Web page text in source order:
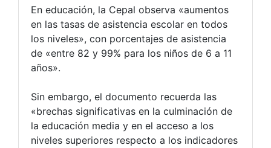
En educación, la Cepal observa «aumentos
en las tasas de asistencia escolar en todos
los niveles», con porcentajes de asistencia
de «entre 82 y 99% para los niños de 6 a 11
años».
Sin embargo, el documento recuerda las
«brechas significativas en la culminación de
la educación media y en el acceso a los
niveles superiores respecto a los indicadores